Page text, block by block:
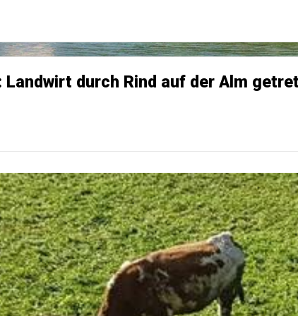
durch Rind auf der Alm